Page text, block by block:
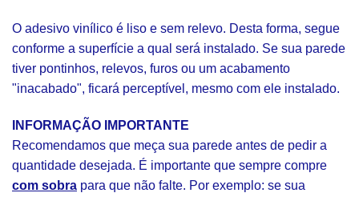
O adesivo vinílico é liso e sem relevo. Desta forma, segue
conforme a superfície a qual será instalado. Se sua parede
tiver pontinhos, relevos, furos ou um acabamento
"inacabado", ficará perceptível, mesmo com ele instalado.
INFORMAÇÃO IMPORTANTE
Recomendamos que meça sua parede antes de pedir a
quantidade desejada. É importante que sempre compre
com sobra para que não falte. Por exemplo: se sua